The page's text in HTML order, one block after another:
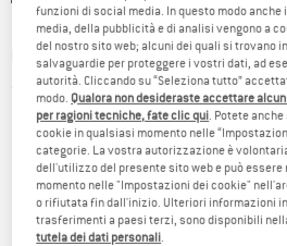
COLOR KIDS -Kid's Ski
(0)
funzioni di social media. In questo modo
media, della pubblicità e di analisi vengono a
del nostro sito web; alcuni dei quali si trovano
salvaguardie per proteggere i vostri dati, ad
autorità. Cliccando su “Seleziona tutto”
modo. Qualora non desideraste accettare
per ragioni tecniche, fate clic qui. Potete
cookie in qualsiasi momento nelle
categorie. La vostra autorizzazione è
dell'utilizzo del presente sito web e può essere
momento nelle "Impostazioni dei cookie"
o rifiutata fin dall'inizio. Ulteriori informazioni
trasferimenti a paesi terzi, sono disponibili
tutela dei dati personali.